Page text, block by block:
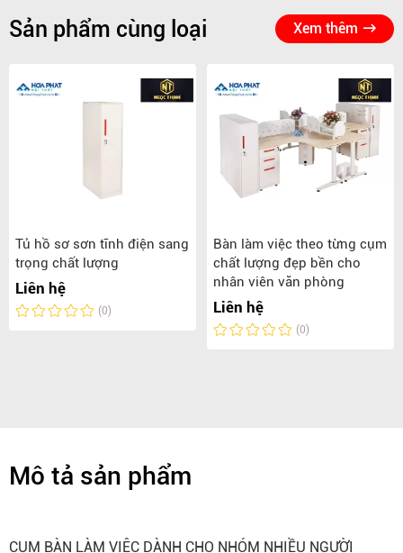
Sản phẩm cùng loại Xem thêm
Tủ hồ sơ sơn tĩnh điện sang
trọng chất lượng
Liên hệ
(0)
Bàn làm việc theo từng cụm
chất lượng đẹp bền cho
nhân viên văn phòng
Liên hệ
(0)
Mô tả sản phẩm
CỤM BÀN LÀM VIỆC DÀNH CHO NHÓM NHIỀU NGƯỜI